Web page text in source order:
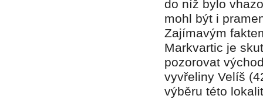
do níž bylo
mohl být i
Zajímavým
Markvartic je
pozorovat
vyvřeliny Velíš
výběru této